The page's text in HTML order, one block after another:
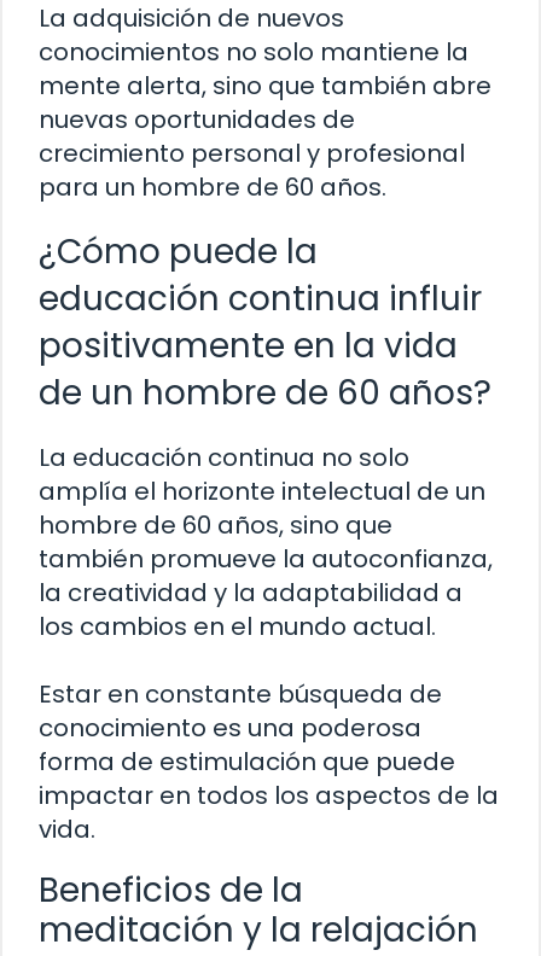
La adquisición de nuevos
conocimientos no solo mantiene la
mente alerta, sino que también abre
nuevas oportunidades de
crecimiento personal y profesional
para un hombre de 60 años.
¿Cómo puede la
educación continua influir
positivamente en la vida
de un hombre de 60 años?
La educación continua no solo
amplía el horizonte intelectual de un
hombre de 60 años, sino que
también promueve la autoconfianza,
la creatividad y la adaptabilidad a
los cambios en el mundo actual.
Estar en constante búsqueda de
conocimiento es una poderosa
forma de estimulación que puede
impactar en todos los aspectos de la
vida.
Beneficios de la
meditación y la relajación